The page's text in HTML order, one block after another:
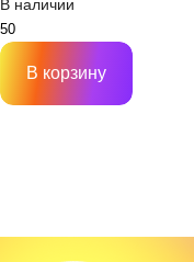
чипом 6803
В наличии
В корзину